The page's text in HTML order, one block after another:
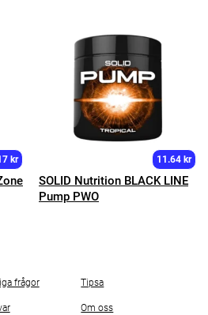
kr 11.64 kr
SOLID Nutrition BLACK LINE
Pump PWO
frågor Tipsa
Om oss